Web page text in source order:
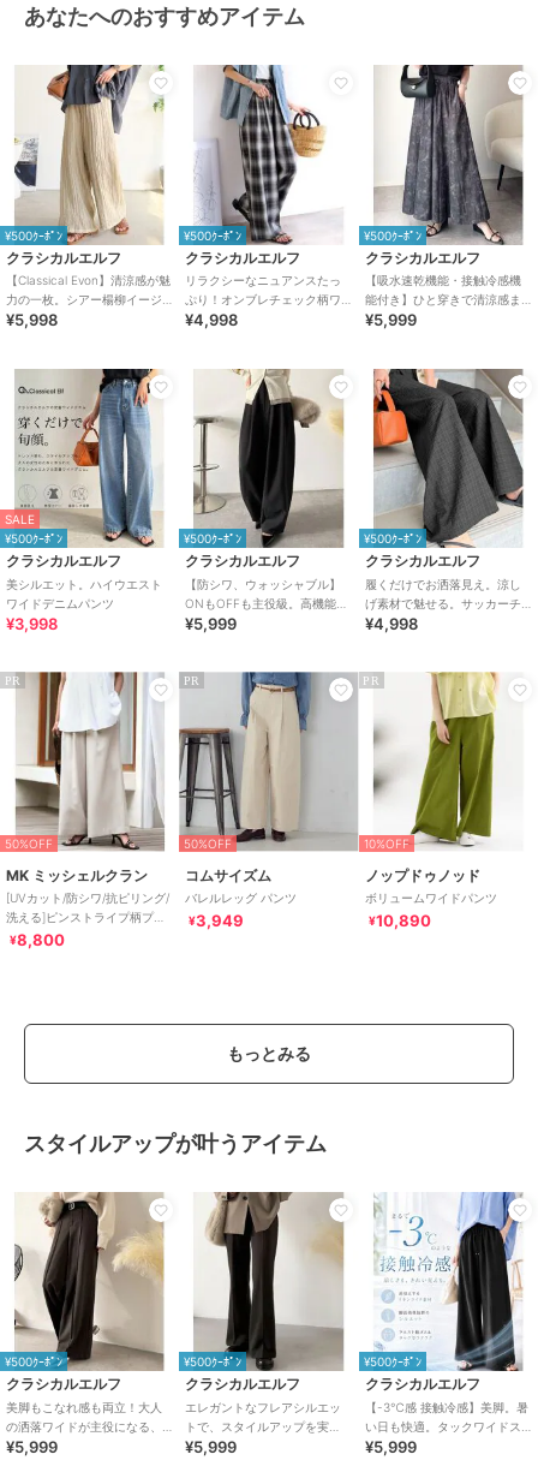
カモフラージュ柄
ー /ストレートパンツ
原産国 中国
あなたへのおすすめアイテム
¥500ｸｰﾎﾟﾝ
クラシカルエルフ
【Classical Evon】清涼感が魅
力の一枚。シアー楊柳イージ
ーパンツ（セットアップ可
¥5,998
¥500ｸｰﾎﾟﾝ
クラシカルエルフ
リラクシーなニュアンスたっ
ぷり！オンブレチェック柄ワ
イドイージーパンツ
¥4,998
¥500ｸｰﾎﾟﾝ
クラシカルエルフ
【吸水速乾機能・接触冷感機
能付き】ひと穿きで清涼感ま
とえる。ボリュームイージー
¥5,999
SALE
¥500ｸｰﾎﾟﾝ
クラシカルエルフ
美シルエット。ハイウエスト
ワイドデニムパンツ
¥3,998
¥500ｸｰﾎﾟﾝ
クラシカルエルフ
【防シワ、ウォッシャブル】
ONもOFFも主役級。高機能タ
ックワイドカーブシルエット
¥5,999
¥500ｸｰﾎﾟﾝ
クラシカルエルフ
履くだけでお洒落見え。涼し
げ素材で魅せる。サッカーチ
ェックタックワイドパンツ
¥4,998
PR
50%OFF
MK ミッシェルクラン
[UVカット/防シワ/抗ピリング/
洗える]ピンストライプ柄プル
オンワイドパンツ
¥8,800
PR
50%OFF
コムサイズム
バレルレッグ パンツ
¥3,949
PR
10%OFF
ノップドゥノッド
ボリュームワイドパンツ
¥10,890
もっとみる
スタイルアップが叶うアイテム
¥500ｸｰﾎﾟﾝ
クラシカルエルフ
美脚もこなれ感も両立！大人
の洒落ワイドが主役になる、
ブラッシュドジャージハイウ
¥5,999
¥500ｸｰﾎﾟﾝ
クラシカルエルフ
エレガントなフレアシルエッ
トで、スタイルアップを実
現！ブラッシュドジャージー
¥5,999
¥500ｸｰﾎﾟﾝ
クラシカルエルフ
【-3℃感 接触冷感】美脚。暑
い日も快適。タックワイドス
トレートイージーパンツ
¥5,999